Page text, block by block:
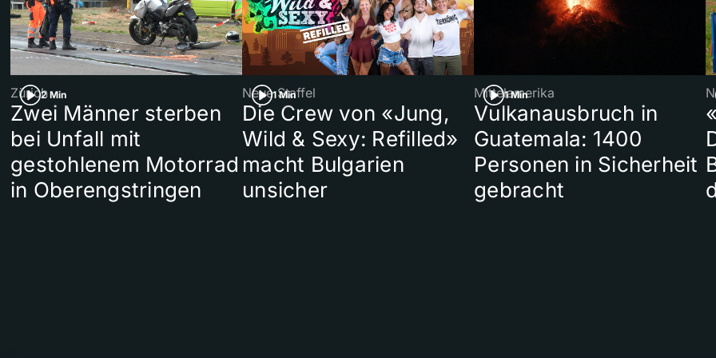
2 Min
Zürich
Zwei Männer sterben
bei Unfall mit
gestohlenem Motorrad
in Oberengstringen
1 Min
Neue Staffel
Die Crew von «Jung,
Wild & Sexy: Refilled»
macht Bulgarien
unsicher
1 Min
Mittelamerika
Vulkanausbruch in
Guatemala: 1400
Personen in Sicherheit
gebracht